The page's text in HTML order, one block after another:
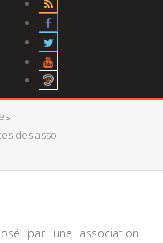
des asso
par une association